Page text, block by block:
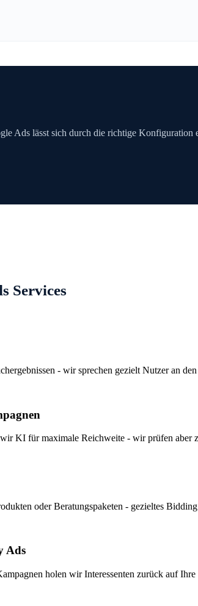
Ads lässt sich durch die richtige Konfiguration
Services
- wir sprechen gezielt Nutzer an
KI für maximale Reichweite - wir prüfen aber
oder Beratungspaketen - gezieltes
Ads
holen wir Interessenten zurück auf Ihre